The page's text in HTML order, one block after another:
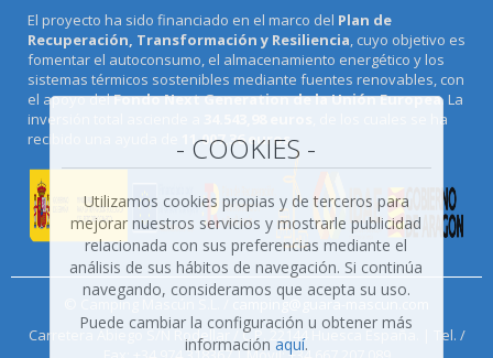
El proyecto ha sido financiado en el marco del Plan de
Recuperación, Transformación y Resiliencia , cuyo objetivo es
fomentar el autoconsumo, el almacenamiento energético y los
sistemas térmicos sostenibles mediante fuentes renovables, con
el apoyo delFondo Next Generation de la Unión Europea. La
inversión total asciende a
, de los cuales se ha
recibido una ayuda de
11.007,36 euros.
© Camping Mascún S.L. /
camping@guara-mascun.com
Carretera Abiego S/N Rodellar / C.P. 22144 Huesca España. | Tel. /
- COOKIES -
Utilizamos cookies propias y de terceros para
mejorar nuestros servicios y mostrarle publicidad
relacionada con sus preferencias mediante el
análisis de sus hábitos de navegación. Si continúa
navegando, consideramos que acepta su uso.
Puede cambiar la configuración u obtener más
información aquí.